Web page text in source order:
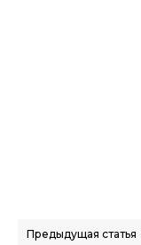
Предыдущая статья